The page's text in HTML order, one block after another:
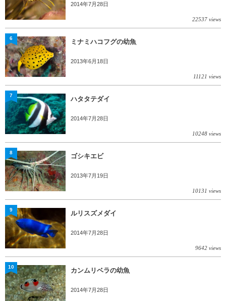
2014年7月28日
22537 views
ミナミハコフグの幼魚
2013年6月18日
11121 views
6
ハタタテダイ
2014年7月28日
10248 views
7
ゴシキエビ
2013年7月19日
10131 views
8
ルリスズメダイ
2014年7月28日
9642 views
9
カンムリベラの幼魚
2014年7月28日
10